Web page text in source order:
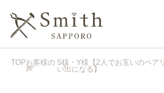
TOPお客様の
声
S様・Y様【2人でお互いのペア
い出になる】